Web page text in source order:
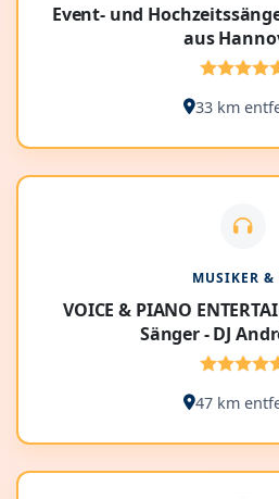
Event- und
aus
33 km
MUSIKER &
VOICE & PIANO
Sänger - DJ
47 km